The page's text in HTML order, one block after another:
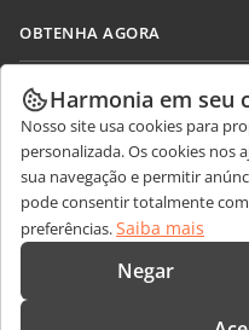
OBTENHA AGORA
Docs
DocSpace
Workspace
Conectores
Aplicativos para desktop
Aplicativos móveis
COLABORAR
Para colaboradores
Para tradutores
Para influenciadores
Vagas
RECEBA NOTÍCIAS
Blog
OBTER AJUDA
Fórum
Cursos de treinamento
CONTATE-NOS
Perguntas sobre vendas
Harmonia em seu
Nosso site usa cookies para
personalizada. Os cookies nos
sua navegação e permitir
pode consentir totalmente
preferências.Saiba mais
Negar